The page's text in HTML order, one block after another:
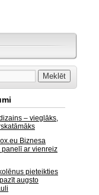
– vieglāks,
Biznesa
ar vienreiz
pieteikties
augsto